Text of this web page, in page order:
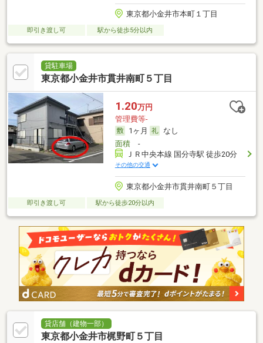
東京都小金井市本町１丁目
即引き渡し可 駅から徒歩5分以内
貸駐車場
東京都小金井市貫井南町５丁目
1.20万円
管理費等-
1ヶ月
なし
面積-
ＪＲ中央本線 国分寺駅 徒歩20分
その他の交通
東京都小金井市貫井南町５丁目
即引き渡し可 駅から徒歩20分以内
貸店舗（建物一部）
東京都小金井市梶野町５丁目